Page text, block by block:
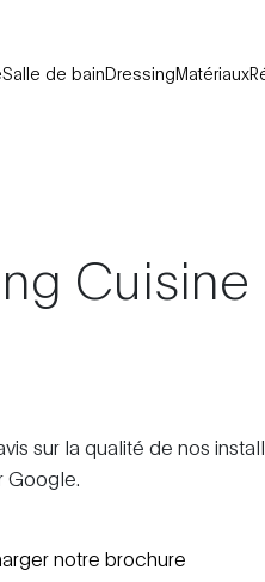
Salle de bainDressingMatériaux
Cuisine
sur la qualité de nos
Google.
notre brochure